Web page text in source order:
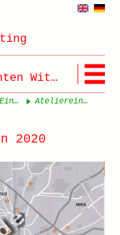
Ateliereinsichten Witten 2020
AtelierEinsichten 2020 Ateliereinsichten Witten 2020
2020